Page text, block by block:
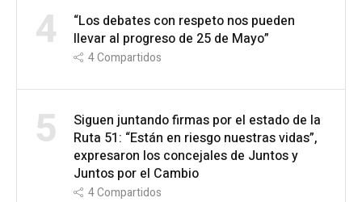
4
“Los debates con respeto nos pueden
llevar al progreso de 25 de Mayo”
4Compartidos
5
Siguen juntando firmas por el estado de la
Ruta 51: “Están en riesgo nuestras vidas”,
expresaron los concejales de Juntos y
Juntos por el Cambio
4Compartidos